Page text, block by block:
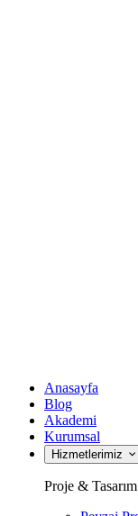
Anasayfa
Blog
Akademi
Kurumsal
Hizmetlerimiz
Proje & Tasarım